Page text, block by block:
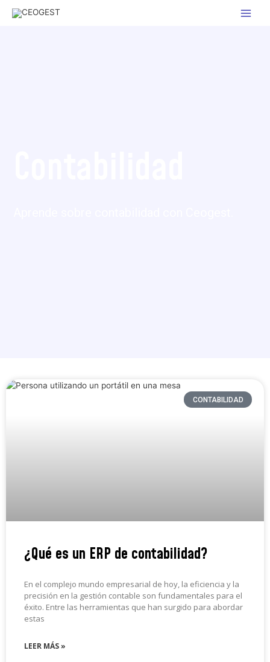
CONTABILIDAD
¿Qué es un ERP de contabilidad?
En el complejo mundo empresarial de hoy, la eficiencia y la
precisión en la gestión contable son fundamentales para el
éxito. Entre las herramientas que han surgido para abordar
estas
LEER MÁS »